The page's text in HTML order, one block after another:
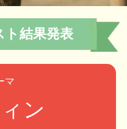
ト結果発表
マ
ン